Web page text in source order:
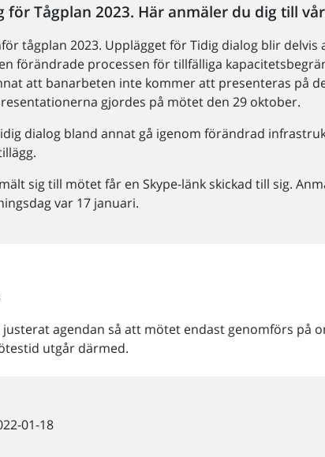
för Tågplan 2023. Här anmäler du dig till
tågplan 2023. Upplägget för Tidig dialog blir delvis
förändrade processen för tillfälliga
att banarbeten inte kommer att presenteras på
gjordes på mötet den 29 oktober.
dialog bland annat gå igenom förändrad
sig till mötet får en Skype-länk skickad till sig.
var 17 januari.
agendan så att mötet endast genomförs på
utgår därmed.
01-18